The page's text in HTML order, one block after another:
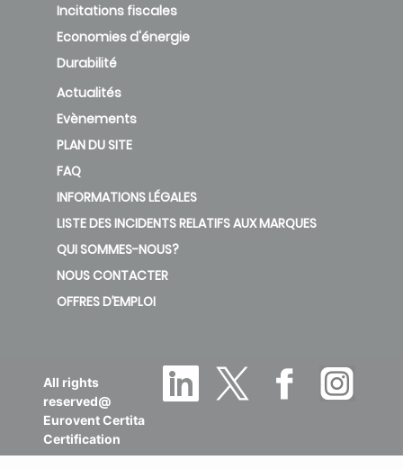
Incitations fiscales
Economies d'énergie
Durabilité
Actualités
Evènements
PLAN DU SITE
FAQ
INFORMATIONS LÉGALES
LISTE DES INCIDENTS RELATIFS AUX MARQUES
QUI SOMMES-NOUS?
NOUS CONTACTER
OFFRES D’EMPLOI
All rights
reserved@
Eurovent Certita
Certification